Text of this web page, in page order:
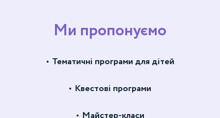
Ми пропонуємо
Тематичні програми для дітей
Квестові програми
Майстер-класи